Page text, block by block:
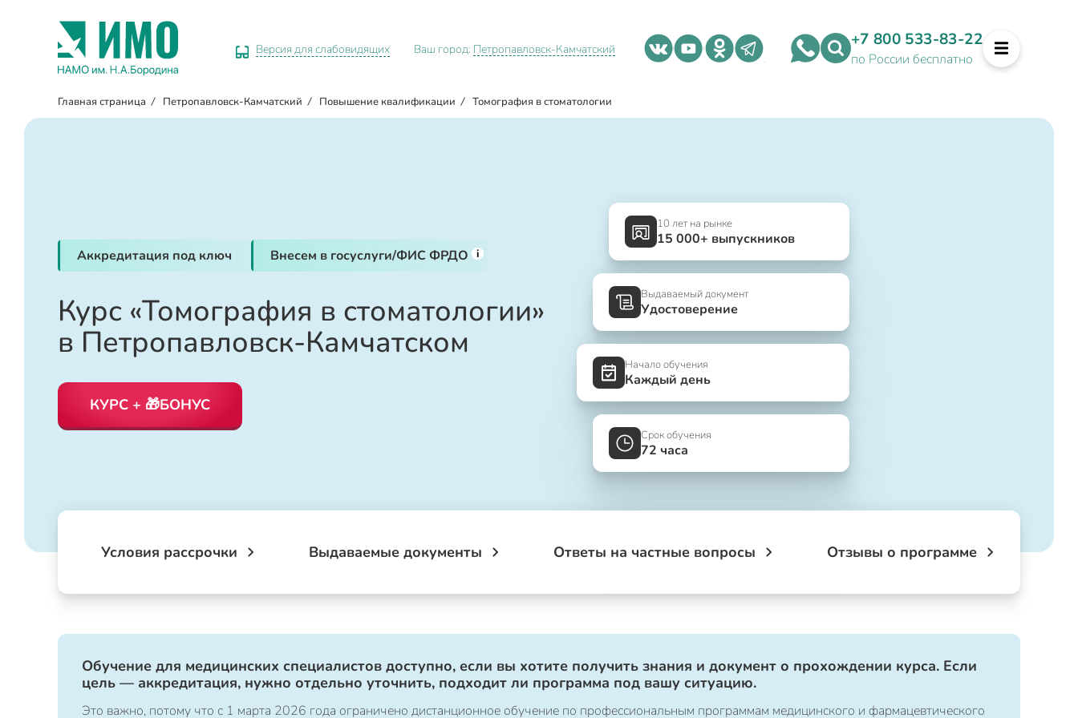
Версия для слабовидящих Ваш город: Петропавловск-Камчатский +7 800 533-83-22
по России бесплатно
Главная страница / Петропавловск-Камчатский / Повышение квалификации / Томография в стоматологии
Аккредитация под ключ Внесем в госуслуги/ФИС ФРДО i
Курс «Томография в стоматологии»
в Петропавловск-Камчатском
КУРС + 🎁БОНУС
10 лет на рынке
15 000+ выпускников
Выдаваемый документ
Удостоверение
Начало обучения
Каждый день
Срок обучения
72 часа
Условия рассрочки Выдаваемые документы Ответы на частные вопросы Отзывы о программе
Обучение для медицинских специалистов доступно, если вы хотите получить знания и документ о прохождении курса. Если
цель — аккредитация, нужно отдельно уточнить, подходит ли программа под вашу ситуацию.
Это важно, потому что с 1 марта 2026 года ограничено дистанционное обучение по профессиональным программам медицинского и фармацевтического